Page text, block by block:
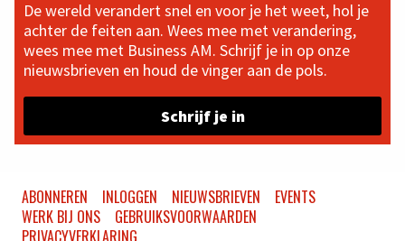
De wereld verandert snel en voor je het weet, hol je
achter de feiten aan. Wees mee met verandering,
wees mee met Business AM. Schrijf je in op onze
nieuwsbrieven en houd de vinger aan de pols.
Schrijf je in
ABONNEREN INLOGGEN NIEUWSBRIEVEN
EVENTS
WERK BIJ ONS
GEBRUIKSVOORWAARDEN